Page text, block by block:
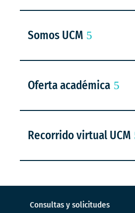
Somos UCM
Oferta académica
Recorrido virtual UCM
Consultas y solicitudes